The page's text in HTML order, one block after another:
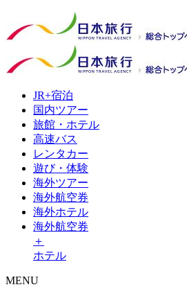
JR+宿泊
国内ツアー
旅館・ ホテル
高速バス
レンタ カー
遊び・ 体験
海外ツアー
海外航空券
海外ホテル
海外航空券
＋
ホテル
MENU